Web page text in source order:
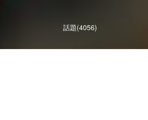
話題(4056)